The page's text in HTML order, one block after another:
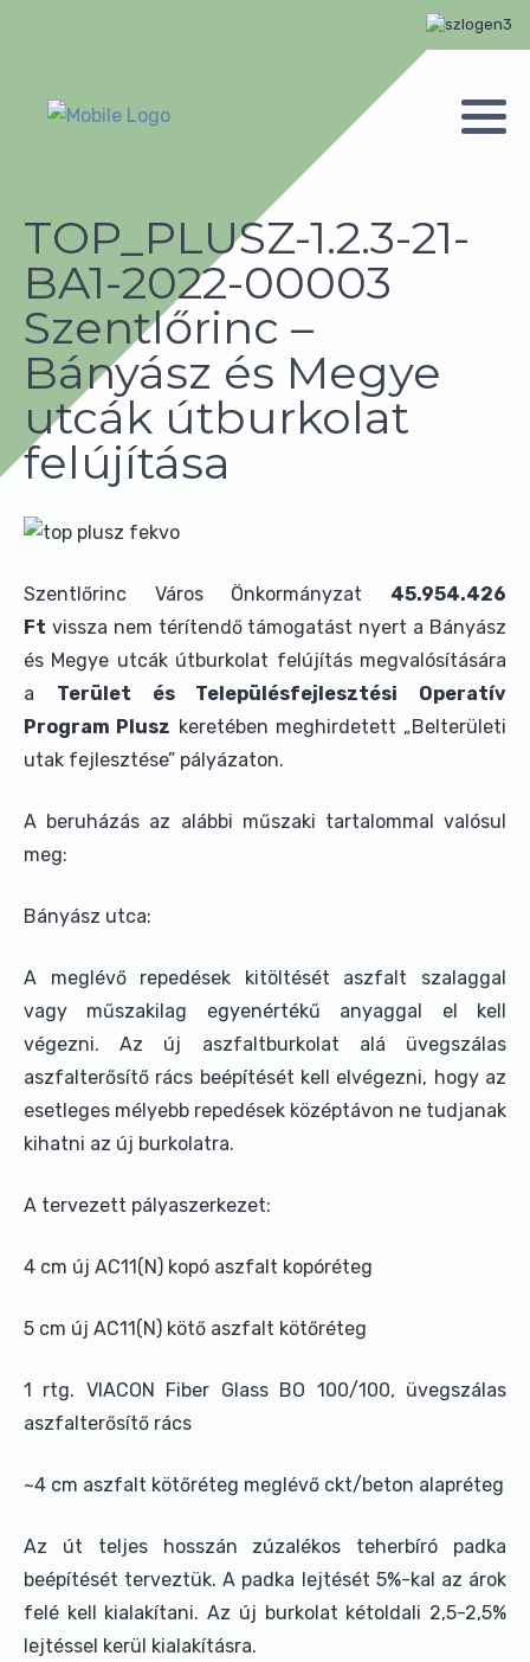
TOP_PLUSZ-1.2.3-21-
BA1-2022-00003
Szentlőrinc –
Bányász és Megye
utcák útburkolat
felújítása
Szentlőrinc Város Önkormányzat 45.954.426
Ft vissza nem térítendő támogatást nyert a Bányász
és Megye utcák útburkolat felújítás megvalósítására
a Terület és Településfejlesztési Operatív
Program Plusz keretében meghirdetett „Belterületi
utak fejlesztése” pályázaton.
A beruházás az alábbi műszaki tartalommal valósul
meg:
Bányász utca:
A meglévő repedések kitöltését aszfalt szalaggal
vagy műszakilag egyenértékű anyaggal el kell
végezni. Az új aszfaltburkolat alá üvegszálas
aszfalterősítő rács beépítését kell elvégezni, hogy az
esetleges mélyebb repedések középtávon ne tudjanak
kihatni az új burkolatra.
A tervezett pályaszerkezet:
4 cm új AC11(N) kopó aszfalt kopóréteg
5 cm új AC11(N) kötő aszfalt kötőréteg
1 rtg. VIACON Fiber Glass BO 100/100, üvegszálas
aszfalterősítő rács
~4 cm aszfalt kötőréteg meglévő ckt/beton alapréteg
Az út teljes hosszán zúzalékos teherbíró padka
beépítését terveztük. A padka lejtését 5%-kal az árok
felé kell kialakítani. Az új burkolat kétoldali 2,5-2,5%
lejtéssel kerül kialakításra.